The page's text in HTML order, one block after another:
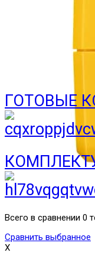
электроприводом
Кран шаровый с
электроприводом
ГОТОВЫЕ
Всего в сравнении 0
Сравнить выбранное
X